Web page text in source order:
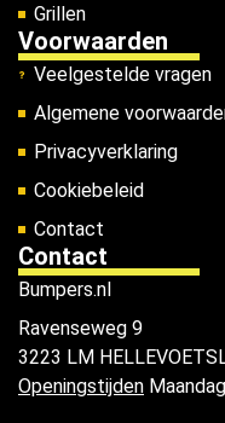
Grillen
Voorwaarden
Veelgestelde vragen
Algemene
Privacyverklaring
Cookiebeleid
Contact
Contact
Bumpers.nl
Ravenseweg 9
3223 LM
Openingstijden